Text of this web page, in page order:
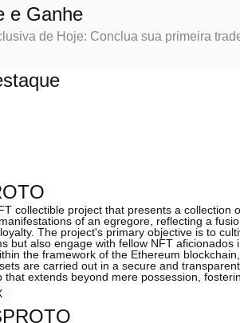
e Ganhe
de Hoje: Conclua sua primeira
collectible project that presents a
of an egregore, reflecting a
The project's primary objective is to
but also engage with fellow NFT aficionados
the framework of the Ethereum
are carried out in a secure and
that extends beyond mere possession,